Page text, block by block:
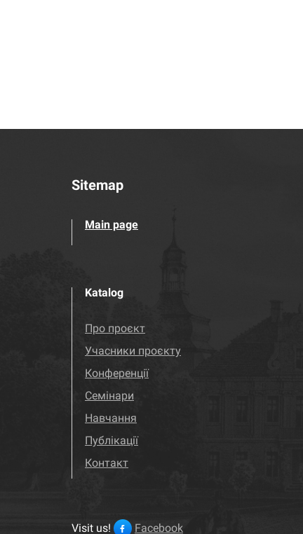
Sitemap
Main page
Katalog
Про проєкт
Учасники проєкту
Конференції
Семінари
Навчання
Публікації
Контакт
Visit us! Facebook